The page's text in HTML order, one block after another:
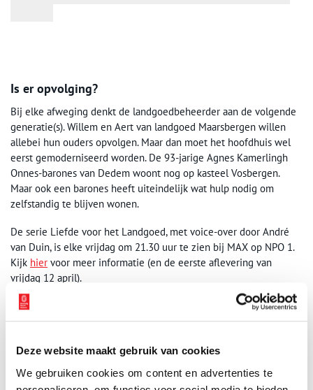
Deze website maakt gebruik van cookies
We gebruiken cookies om content en advertenties te
Is er opvolging?
Bij elke afweging denkt de landgoedbeheerder aan de volgende
generatie(s). Willem en Aert van landgoed Maarsbergen willen
allebei hun ouders opvolgen. Maar dan moet het hoofdhuis wel
eerst gemoderniseerd worden. De 93-jarige Agnes Kamerlingh
Onnes-barones van Dedem woont nog op kasteel Vosbergen.
Maar ook een barones heeft uiteindelijk wat hulp nodig om
zelfstandig te blijven wonen.
De serie Liefde voor het Landgoed, met voice-over door André
van Duin, is elke vrijdag om 21.30 uur te zien bij MAX op NPO 1.
Kijk hier voor meer informatie (en de eerste aflevering van
vrijdag 12 april).
Bron: